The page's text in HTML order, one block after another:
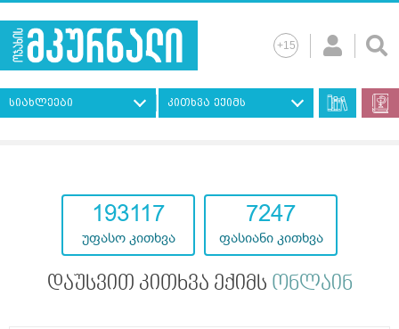
სიახლეები კითხვა ექიმს
193117
უფასო კითხვა
7247
ფასიანი კითხვა
დაუსვით კითხვა ექიმს ონლაინ